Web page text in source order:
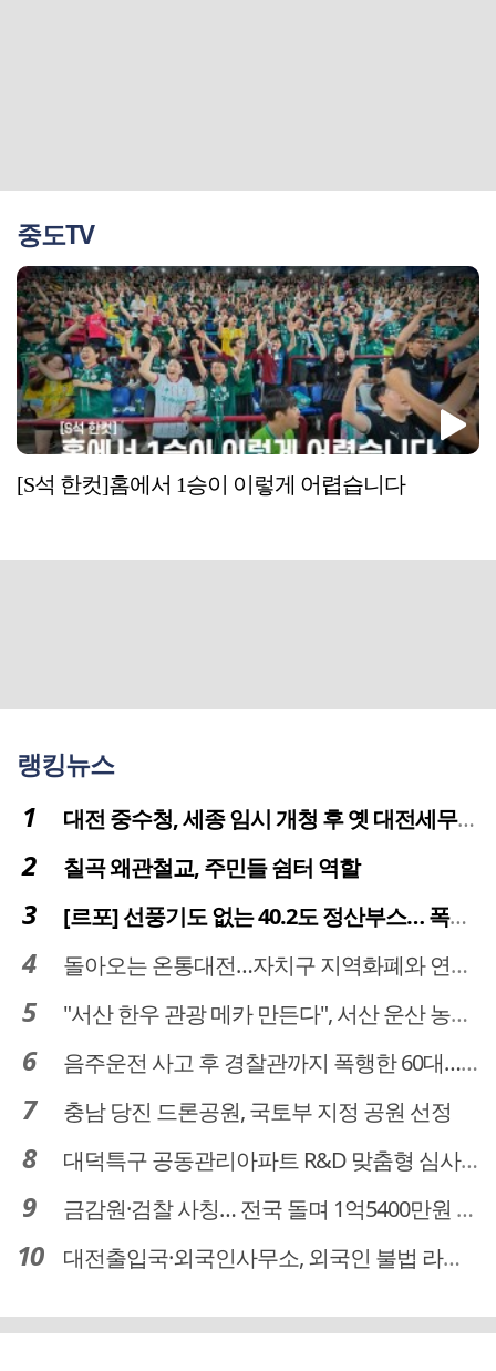
중도TV
[S석 한컷]홈에서 1승이 이렇게 어렵습니다
랭킹뉴스
대전 중수청, 세종 임시 개청 후 옛 대전세무서 부지로 이전 추진
칠곡 왜관철교, 주민들 쉼터 역할
[르포] 선풍기도 없는 40.2도 정산부스… 폭염 속 공영주차장 근로자
돌아오는 온통대전…자치구 지역화폐와 연계·통합 가능할까
"서산 한우 관광 메카 만든다", 서산 운산 농어촌관광휴양단지 조성 본격 시동
음주운전 사고 후 경찰관까지 폭행한 60대… 차량 압수
충남 당진 드론공원, 국토부 지정 공원 선정
대덕특구 공동관리아파트 R&D 맞춤형 심사 대상될까…예타 폐지 새기회
금감원·검찰 사칭… 전국 돌며 1억5400만원 수거한 보이스피싱 수거책 검거
대전출입국·외국인사무소, 외국인 불법 라이더 무더기 적발